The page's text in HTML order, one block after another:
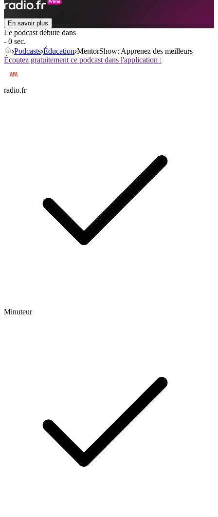
En savoir plus
Le podcast débute dans
- 0 sec.
Podcasts Éducation MentorShow: Apprenez des meilleurs
Écoutez gratuitement ce podcast dans l'application :
radio.fr
Minuteur